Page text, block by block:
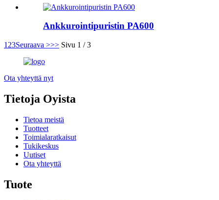
Ankkurointipuristin PA600
1 23Seuraava >>> Sivu 1 / 3
Ota yhteyttä nyt
Tietoja Oyista
Tietoa meistä
Tuotteet
Toimialaratkaisut
Tukikeskus
Uutiset
Ota yhteyttä
Tuote